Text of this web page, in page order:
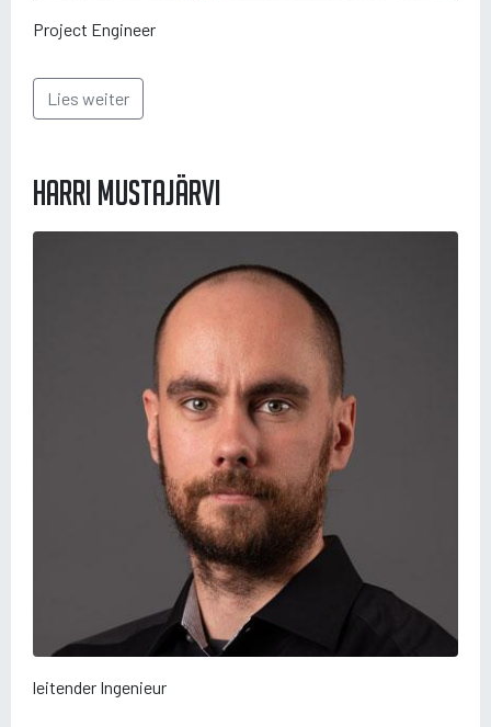
Project Engineer
Lies weiter
Harri Mustajärvi
leitender Ingenieur